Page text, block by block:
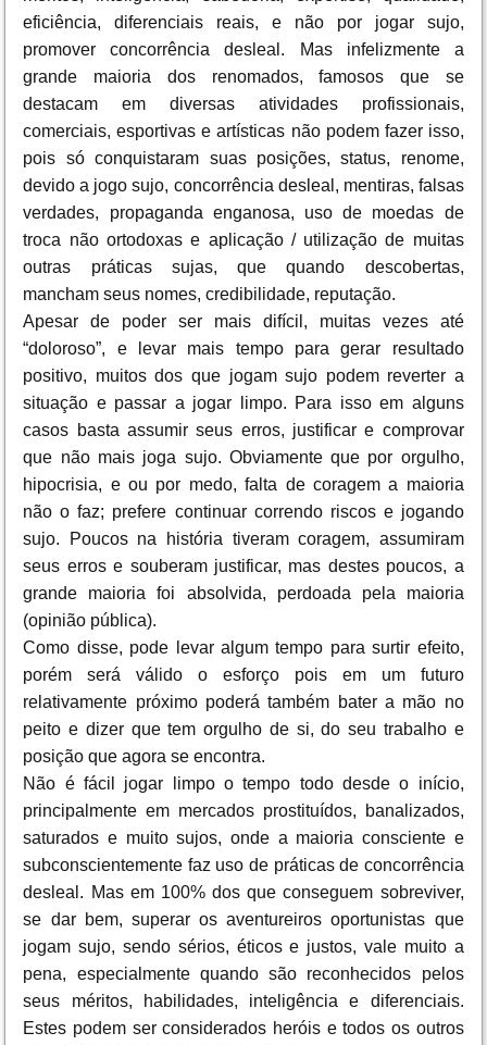
eficiência, diferenciais reais, e não por jogar sujo,
promover concorrência desleal. Mas infelizmente a
grande maioria dos renomados, famosos que se
destacam em diversas atividades profissionais,
comerciais, esportivas e artísticas não podem fazer isso,
pois só conquistaram suas posições, status, renome,
devido a jogo sujo, concorrência desleal, mentiras, falsas
verdades, propaganda enganosa, uso de moedas de
troca não ortodoxas e aplicação / utilização de muitas
outras práticas sujas, que quando descobertas,
mancham seus nomes, credibilidade, reputação.
Apesar de poder ser mais difícil, muitas vezes até
“doloroso”, e levar mais tempo para gerar resultado
positivo, muitos dos que jogam sujo podem reverter a
situação e passar a jogar limpo. Para isso em alguns
casos basta assumir seus erros, justificar e comprovar
que não mais joga sujo. Obviamente que por orgulho,
hipocrisia, e ou por medo, falta de coragem a maioria
não o faz; prefere continuar correndo riscos e jogando
sujo. Poucos na história tiveram coragem, assumiram
seus erros e souberam justificar, mas destes poucos, a
grande maioria foi absolvida, perdoada pela maioria
(opinião pública).
Como disse, pode levar algum tempo para surtir efeito,
porém será válido o esforço pois em um futuro
relativamente próximo poderá também bater a mão no
peito e dizer que tem orgulho de si, do seu trabalho e
posição que agora se encontra.
Não é fácil jogar limpo o tempo todo desde o início,
principalmente em mercados prostituídos, banalizados,
saturados e muito sujos, onde a maioria consciente e
subconscientemente faz uso de práticas de concorrência
desleal. Mas em 100% dos que conseguem sobreviver,
se dar bem, superar os aventureiros oportunistas que
jogam sujo, sendo sérios, éticos e justos, vale muito a
pena, especialmente quando são reconhecidos pelos
seus méritos, habilidades, inteligência e diferenciais.
Estes podem ser considerados heróis e todos os outros